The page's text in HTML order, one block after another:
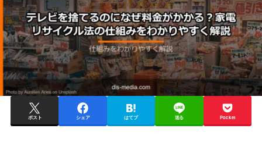
ポスト シェア はてブ 送る Pocket